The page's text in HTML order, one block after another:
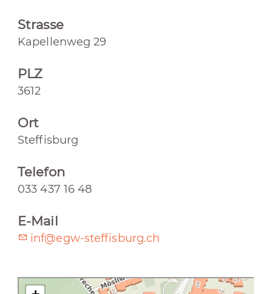
Strasse
Kapellenweg 29
PLZ
3612
Ort
Steffisburg
Telefon
033 437 16 48
E-Mail
inf@egw-steffisburg.ch